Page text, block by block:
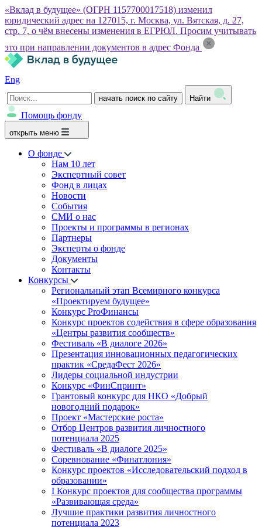
«Вклад в будущее» (ОГРН 1157700017518) изменил
юридический адрес на 127015, г. Москва, ул. Вятская, д. 27,
стр. 7, о чём внесены изменения в ЕГРЮЛ. Просим учитывать
это при направлении документов в адрес Фонда
Eng
начать поиск по сайту Найти
Помощь фонду
открыть меню
О фонде
Нам 10 лет
Экспертный совет
Фонд в лицах
Новости
События
СМИ о нас
Проекты и программы в регионах
Партнеры
Эксперты о фонде
Документы
Контакты
Конкурсы
Региональный этап Всемирного конкурса
«Проектируем будущее»
Конкурс ProФинансы
Конкурс проектов содействия в сфере образования
«Центры развития сообществ»
Фестиваль «В диалоге 2026»
Презентация инновационных педагогических
практик «СредаФест 2026»
Лидеры социальной индустрии
Конкурс «ФинСпринт»
Грантовый конкурс для НКО «Добрый
новогодний подарок»
Проект «Мастерские роста»
Отбор Центров развития личностного
потенциала 2025
Фестиваль «В диалоге 2025»
Соревнование «Финатлония»
Конкурс проектов «Исследовательский подход в
образовании»
I Конкурс проектов для сообщества программы
«Развивающая среда»
Лучшие практики развития личностного
потенциала 2023